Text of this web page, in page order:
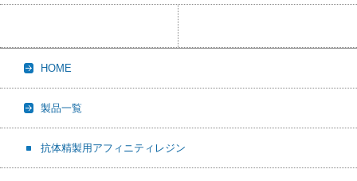
b
o
o
k
e
l
HOME
製品一覧
抗体精製用アフィニティレジン